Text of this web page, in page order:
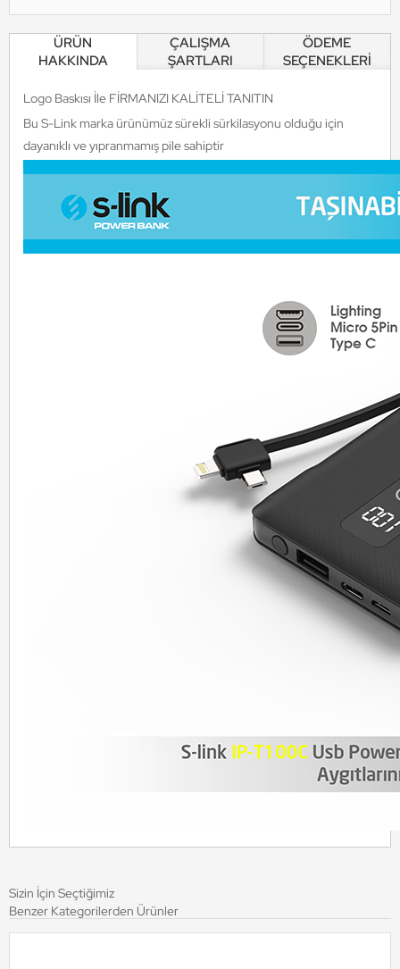
ÜRÜN
HAKKINDA
ÇALIŞMA
ŞARTLARI
ÖDEME
SEÇENEKLERİ
Logo Baskısı İle FİRMANIZI KALİTELİ TANITIN
Bu S-Link marka ürünümüz sürekli sürkilasyonu olduğu için
dayanıklı ve yıpranmamış pile sahiptir
Sizin İçin Seçtiğimiz
Benzer Kategorilerden Ürünler